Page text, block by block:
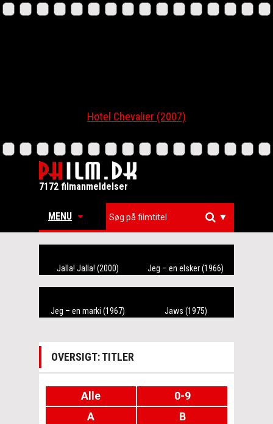
Hotel Chevalier (2007)
7172 filmanmeldelser
MENU ▼
Jalla! Jalla! (2000) Jeg – en elsker (1966)
Jeg – en marki (1967) Jaws (1975)
OVERSIGT: TITLER
Alle
0-9
A
B